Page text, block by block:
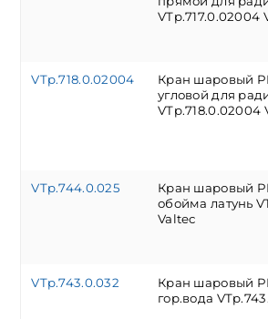
VTp.717.0.02004
VTp.718.0.02004
Кран шаровый
угловой для
VTp.718.0.02004
VTp.744.0.025
Кран шаровый
обойма латунь
Valtec
VTp.743.0.032
Кран шаровый
гор.вода